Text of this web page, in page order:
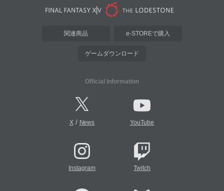
関連商品 e-STOREで購入
ゲームダウンロード
Official Information
X/ News YouTube
Instagram Twitch